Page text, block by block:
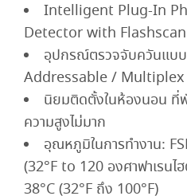
Intelligent Plug-In
Detector with Flashscan
อุปกรณ์ตรวจจับควันแบบ
Addressable / Multiplex
นิยมติดตั้งในห้องนอน ที่
ความสูงไม่มาก
อุณหภูมิในการทำงาน:
(32°F to 120 องศาฟาเรนไ
38°C (32°F ถึง 100°F)